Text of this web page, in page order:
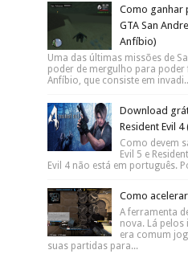
Senhas,
Doom 3:
Foto:
terceiro jogo
Software, também conhecida
Como colocar
jogadores
Aqui no blog
completa
melhores jogos indie lançados
Como ganhar
GTA San
Anfíbio)